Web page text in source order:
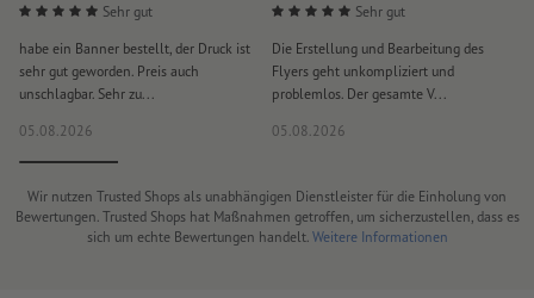
Sehr gut
habe ein Banner bestellt, der Druck ist
sehr gut geworden. Preis auch
unschlagbar. Sehr zu...
05.08.2026
Sehr gut
Die Erstellung und Bearbeitung des
Flyers geht unkompliziert und
problemlos. Der gesamte V...
05.08.2026
Wir nutzen Trusted Shops als unabhängigen Dienstleister für die Einholung von
Bewertungen. Trusted Shops hat Maßnahmen getroffen, um sicherzustellen, dass es
sich um echte Bewertungen handelt. Weitere Informationen